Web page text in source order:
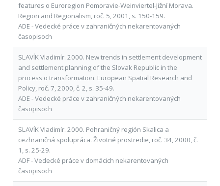
features o Euroregion Pomoravie-Weinviertel-Jižní Morava.
Region and Regionalism, roč. 5, 2001, s. 150-159.
ADE - Vedecké práce v zahraničných nekarentovaných
časopisoch
SLAVÍK Vladimír. 2000. New trends in settlement development
and settlement planning of the Slovak Republic in the
process o transformation. European Spatial Research and
Policy, roč. 7, 2000, č. 2, s. 35-49.
ADE - Vedecké práce v zahraničných nekarentovaných
časopisoch
SLAVÍK Vladimír. 2000. Pohraničný región Skalica a
cezhraničná spolupráca. Životné prostredie, roč. 34, 2000, č.
1, s. 25-29.
ADF - Vedecké práce v domácich nekarentovaných
časopisoch